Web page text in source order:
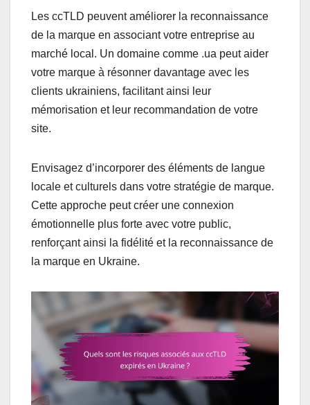
Les ccTLD peuvent améliorer la reconnaissance
de la marque en associant votre entreprise au
marché local. Un domaine comme .ua peut aider
votre marque à résonner davantage avec les
clients ukrainiens, facilitant ainsi leur
mémorisation et leur recommandation de votre
site.
Envisagez d’incorporer des éléments de langue
locale et culturels dans votre stratégie de marque.
Cette approche peut créer une connexion
émotionnelle plus forte avec votre public,
renforçant ainsi la fidélité et la reconnaissance de
la marque en Ukraine.